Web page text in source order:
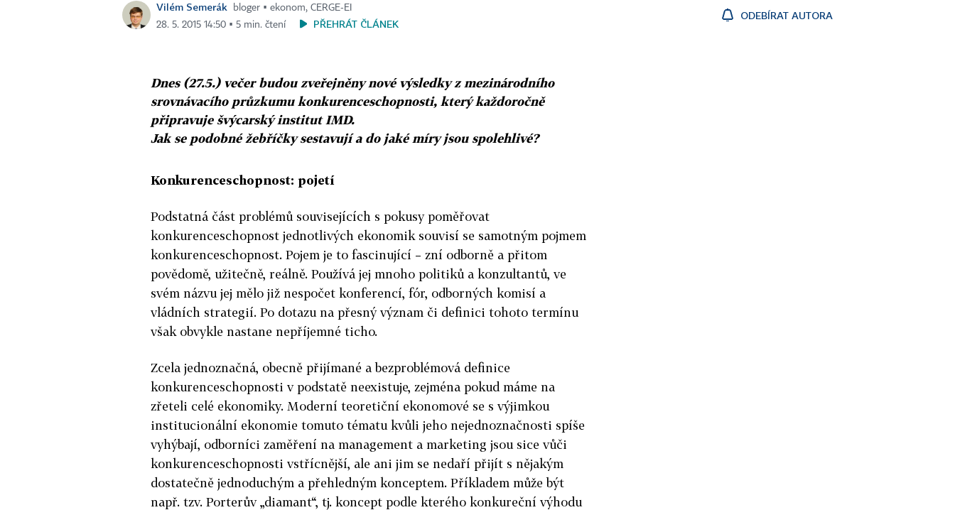
Vilém Semerák
bloger ▪ ekonom, CERGE-EI
28. 5. 2015 14:50 ▪ 5 min. čtení
PŘEHRÁT ČLÁNEK
ODEBÍRAT AUTORA
Dnes (27.5.) večer budou zveřejněny nové výsledky z mezinárodního
srovnávacího průzkumu konkurenceschopnosti, který každoročně
připravuje švýcarský institut IMD.
Jak se podobné žebříčky sestavují a do jaké míry jsou spolehlivé?
Konkurenceschopnost: pojetí
Podstatná část problémů souvisejících s pokusy poměřovat
konkurenceschopnost jednotlivých ekonomik souvisí se samotným pojmem
konkurenceschopnost. Pojem je to fascinující – zní odborně a přitom
povědomě, užitečně, reálně. Používá jej mnoho politiků a konzultantů, ve
svém názvu jej mělo již nespočet konferencí, fór, odborných komisí a
vládních strategií. Po dotazu na přesný význam či definici tohoto termínu
však obvykle nastane nepříjemné ticho.
Zcela jednoznačná, obecně přijímané a bezproblémová definice
konkurenceschopnosti v podstatě neexistuje, zejména pokud máme na
zřeteli celé ekonomiky. Moderní teoretiční ekonomové se s výjimkou
institucionální ekonomie tomuto tématu kvůli jeho nejednoznačnosti spíše
vyhýbají, odborníci zaměření na management a marketing jsou sice vůči
konkurenceschopnosti vstřícnější, ale ani jim se nedaří přijít s nějakým
dostatečně jednoduchým a přehledným konceptem. Příkladem může být
např. tzv. Porterův „diamant“, tj. koncept podle kterého konkureční výhodu